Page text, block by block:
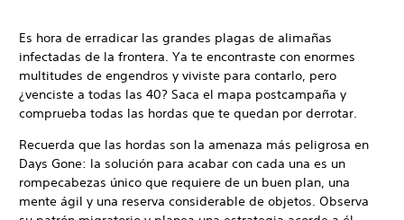
Es hora de erradicar las grandes plagas de alimañas
infectadas de la frontera. Ya te encontraste con enormes
multitudes de engendros y viviste para contarlo, pero
¿venciste a todas las 40? Saca el mapa postcampaña y
comprueba todas las hordas que te quedan por derrotar.
Recuerda que las hordas son la amenaza más peligrosa en
Days Gone: la solución para acabar con cada una es un
rompecabezas único que requiere de un buen plan, una
mente ágil y una reserva considerable de objetos. Observa